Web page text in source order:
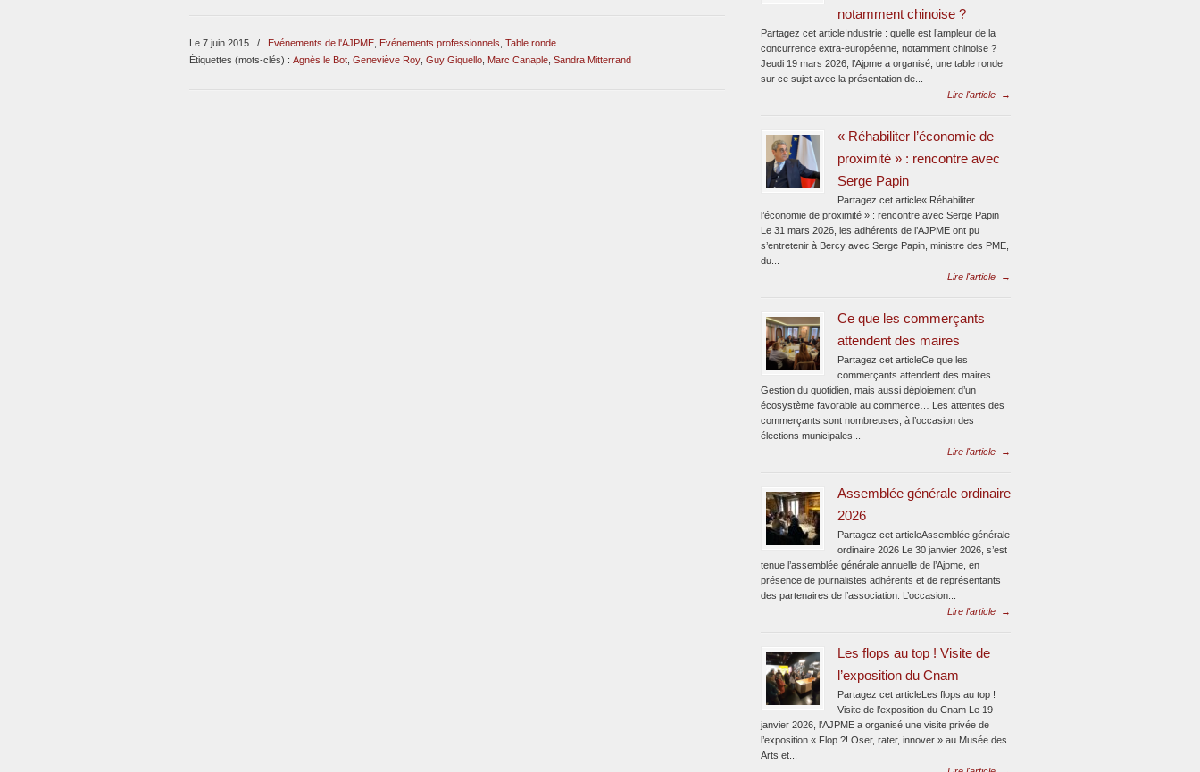
Le 7 juin 2015 / Evénements de l'AJPME Evénements professionnels Table ronde
Étiquettes (mots-clés) : Agnès le Bot Geneviève Roy Guy Giquello Marc Canaple Sandra Mitterrand
notamment chinoise ?
Partagez cet articleIndustrie : quelle est l’ampleur de la
concurrence extra-européenne, notamment chinoise ?
Jeudi 19 mars 2026, l’Ajpme a organisé, une table ronde
sur ce sujet avec la présentation de...
Lire l'article
→
« Réhabiliter l’économie de
proximité » : rencontre avec
Serge Papin
Partagez cet article« Réhabiliter
l’économie de proximité » : rencontre avec Serge Papin
Le 31 mars 2026, les adhérents de l’AJPME ont pu
s’entretenir à Bercy avec Serge Papin, ministre des PME,
du...
Lire l'article
→
Ce que les commerçants
attendent des maires
Partagez cet articleCe que les
commerçants attendent des maires
Gestion du quotidien, mais aussi déploiement d’un
écosystème favorable au commerce… Les attentes des
commerçants sont nombreuses, à l’occasion des
élections municipales...
Lire l'article
→
Assemblée générale ordinaire
2026
Partagez cet articleAssemblée générale
ordinaire 2026 Le 30 janvier 2026, s’est
tenue l’assemblée générale annuelle de l’Ajpme, en
présence de journalistes adhérents et de représentants
des partenaires de l’association. L’occasion...
Lire l'article
→
Les flops au top ! Visite de
l’exposition du Cnam
Partagez cet articleLes flops au top !
Visite de l’exposition du Cnam Le 19
janvier 2026, l’AJPME a organisé une visite privée de
l’exposition « Flop ?! Oser, rater, innover » au Musée des
Arts et...